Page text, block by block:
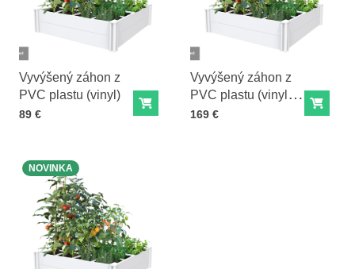
Vyvýšený záhon z
PVC plastu (vinyl)
Cena s DPH
89 € Do košíka
Vyvýšený záhon z
PVC plastu (vinyl) -
sada 2 ks
Cena s DPH
169 € Do
NOVINKA